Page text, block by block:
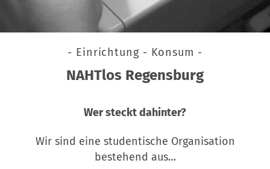
- Einrichtung - Konsum -
NAHTlos Regensburg
Wer steckt dahinter?
Wir sind eine studentische Organisation
bestehend aus…